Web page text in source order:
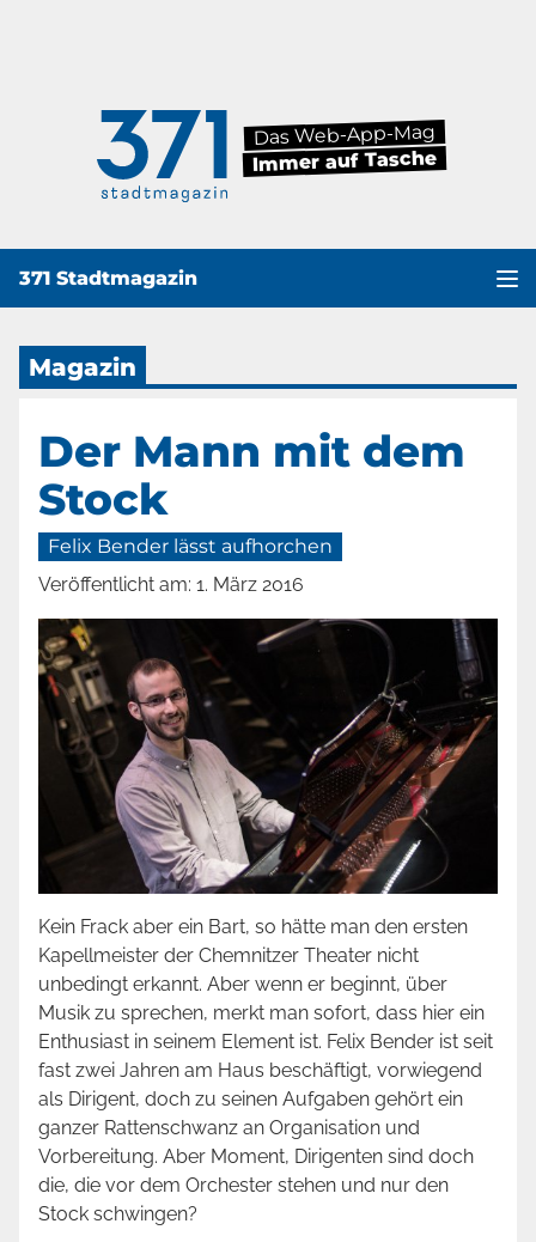
Das Web-App-Mag
Immer auf Tasche
371 Stadtmagazin
Magazin
Der Mann mit dem
Stock
Felix Bender lässt aufhorchen
Veröffentlicht am: 1. März 2016
Kein Frack aber ein Bart, so hätte man den ersten
Kapellmeister der Chemnitzer Theater nicht
unbedingt erkannt. Aber wenn er beginnt, über
Musik zu sprechen, merkt man sofort, dass hier ein
Enthusiast in seinem Element ist. Felix Bender ist seit
fast zwei Jahren am Haus beschäftigt, vorwiegend
als Dirigent, doch zu seinen Aufgaben gehört ein
ganzer Rattenschwanz an Organisation und
Vorbereitung. Aber Moment, Dirigenten sind doch
die, die vor dem Orchester stehen und nur den
Stock schwingen?